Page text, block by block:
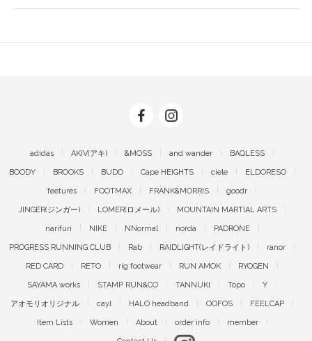
adidas AKIV(アキ) &MOSS and wander BAQLESS
BOODY BROOKS BUDO Cape HEIGHTS ciele ELDORESO
feetures FOOTMAX FRANK&MORRIS goodr
JINGER(ジンガー) LOMER(ロメール) MOUNTAIN MARTIAL ARTS
narifuri NIKE NNormal norda PADRONE
PROGRESS RUNNING CLUB Rab RAIDLIGHT(レイドライト) ranor
RED CARD RETO rig footwear RUN AMOK RYOGEN
SAYAMA works STAMP RUN&CO TANNUKI Topo Y
アオモリオリジナル cayl HALO headband OOFOS FEELCAP
Item Lists Women About order info member